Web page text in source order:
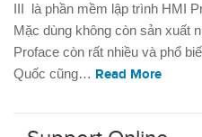
III là phần mềm lập trình HMI
Mặc dùng không còn sản xuất
Proface còn rất nhiều và phổ
Quốc cũng… Read More